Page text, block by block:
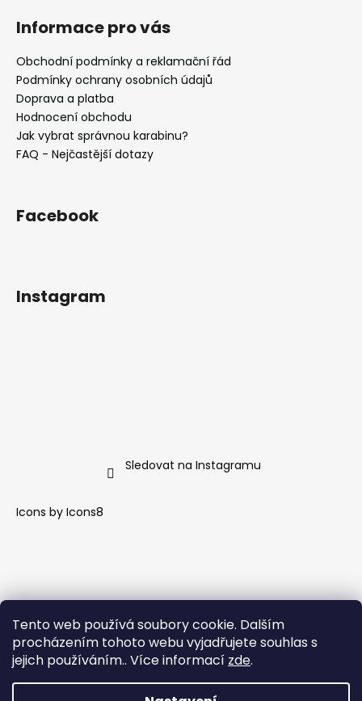
Tento web používá soubory cookie. Dalším
procházením tohoto webu vyjadřujete souhlas s
jejich používáním.. Více informací zde.
ý
p
u
Informace pro vás
Obchodní podmínky a reklamační řád
Podmínky ochrany osobních údajů
Doprava a platba
Hodnocení obchodu
Jak vybrat správnou karabinu?
FAQ - Nejčastější dotazy
Facebook
Instagram
Sledovat na Instagramu
Icons by Icons8